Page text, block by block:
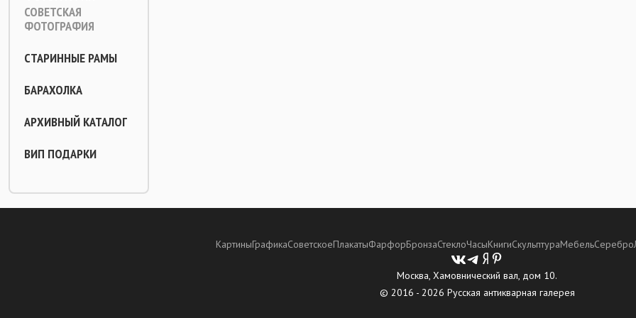
СОВЕТСКАЯ
ФОТОГРАФИЯ
СТАРИННЫЕ РАМЫ
БАРАХОЛКА
АРХИВНЫЙ КАТАЛОГ
ВИП ПОДАРКИ
КартиныГрафикаСоветскоеПлакатыФарфорБронзаСтеклоЧасыКнигиСкульптураМебельСеребро
Москва, Хамовнический вал, дом 10.
© 2016 - 2026 Русская антикварная галерея